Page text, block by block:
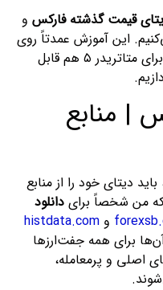
قیمت گذشته فارکس و
این آموزش عمدتاً روی
متاتریدر ۴ تمرکز دارد، اما اصول آن برای متاتریدر ۵ هم قابل
| منابع
دیتای خود را از منابع
که من شخصاً برای دانلود
و histdata.com
برای همه جفت‌ارزها
اصلی و پرمعامله،